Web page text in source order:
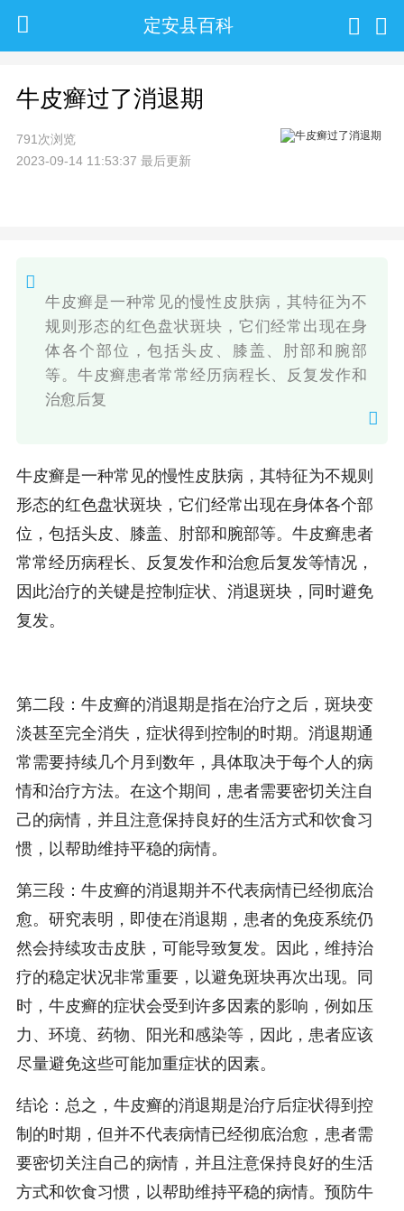
定安县百科
牛皮癣过了消退期
791次浏览
2023-09-14 11:53:37 最后更新
牛皮癣是一种常见的慢性皮肤病，其特征为不
规则形态的红色盘状斑块，它们经常出现在身
体各个部位，包括头皮、膝盖、肘部和腕部
等。牛皮癣患者常常经历病程长、反复发作和
治愈后复
牛皮癣是一种常见的慢性皮肤病，其特征为不规则
形态的红色盘状斑块，它们经常出现在身体各个部
位，包括头皮、膝盖、肘部和腕部等。牛皮癣患者
常常经历病程长、反复发作和治愈后复发等情况，
因此治疗的关键是控制症状、消退斑块，同时避免
复发。
第二段：牛皮癣的消退期是指在治疗之后，斑块变
淡甚至完全消失，症状得到控制的时期。消退期通
常需要持续几个月到数年，具体取决于每个人的病
情和治疗方法。在这个期间，患者需要密切关注自
己的病情，并且注意保持良好的生活方式和饮食习
惯，以帮助维持平稳的病情。
第三段：牛皮癣的消退期并不代表病情已经彻底治
愈。研究表明，即使在消退期，患者的免疫系统仍
然会持续攻击皮肤，可能导致复发。因此，维持治
疗的稳定状况非常重要，以避免斑块再次出现。同
时，牛皮癣的症状会受到许多因素的影响，例如压
力、环境、药物、阳光和感染等，因此，患者应该
尽量避免这些可能加重症状的因素。
结论：总之，牛皮癣的消退期是治疗后症状得到控
制的时期，但并不代表病情已经彻底治愈，患者需
要密切关注自己的病情，并且注意保持良好的生活
方式和饮食习惯，以帮助维持平稳的病情。预防牛